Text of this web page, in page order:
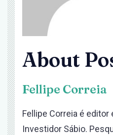
About
Fellipe Correia
Fellipe Correia é editor
Investidor Sábio.